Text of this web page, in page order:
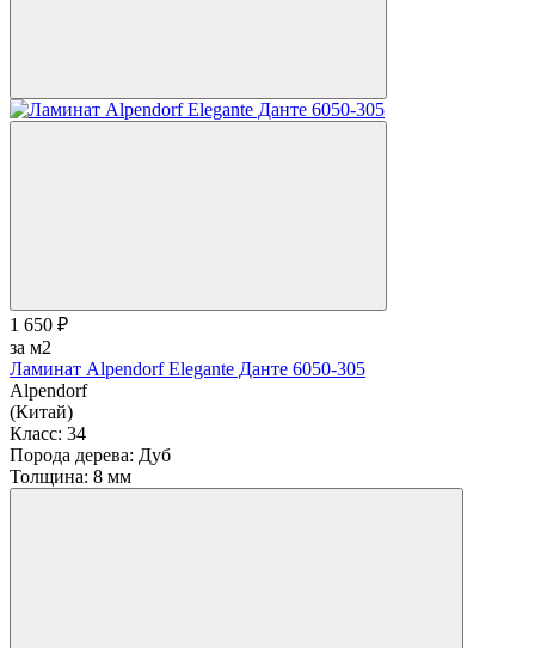
1 650 ₽
за м2
Ламинат Alpendorf Elegante Данте 6050-305
Alpendorf
(Китай)
Класс: 34
Порода дерева: Дуб
Толщина: 8 мм